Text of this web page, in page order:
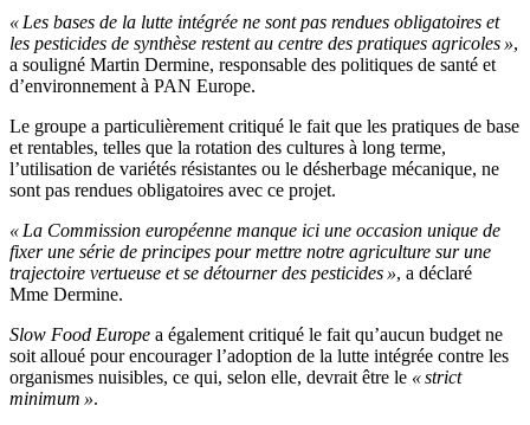
« Les bases de la lutte intégrée ne sont pas rendues obligatoires et
les pesticides de synthèse restent au centre des pratiques agricoles »,
a souligné Martin Dermine, responsable des politiques de santé et
d’environnement à PAN Europe.
Le groupe a particulièrement critiqué le fait que les pratiques de base
et rentables, telles que la rotation des cultures à long terme,
l’utilisation de variétés résistantes ou le désherbage mécanique, ne
sont pas rendues obligatoires avec ce projet.
« La Commission européenne manque ici une occasion unique de
fixer une série de principes pour mettre notre agriculture sur une
trajectoire vertueuse et se détourner des pesticides », a déclaré
Mme Dermine.
Slow Food Europe a également critiqué le fait qu’aucun budget ne
soit alloué pour encourager l’adoption de la lutte intégrée contre les
organismes nuisibles, ce qui, selon elle, devrait être le « strict
minimum ».